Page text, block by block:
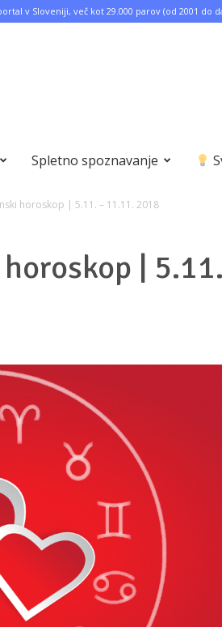
v Sloveniji, več kot 29.000 parov (od 2001 do
Spletno spoznavanje
horoskop | 5.11. – 11.11. 2018
|